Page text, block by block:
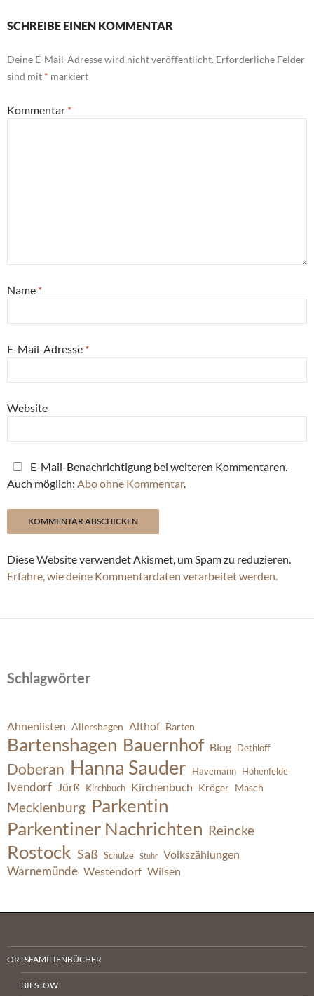
SCHREIBE EINEN KOMMENTAR
Deine E-Mail-Adresse wird nicht veröffentlicht. Erforderliche Felder
sind mit * markiert
Kommentar *
Name *
E-Mail-Adresse *
Website
E-Mail-Benachrichtigung bei weiteren Kommentaren.
Auch möglich: Abo ohne Kommentar.
Diese Website verwendet Akismet, um Spam zu reduzieren.
Erfahre, wie deine Kommentardaten verarbeitet werden.
Schlagwörter
Ahnenlisten Allershagen Althof Barten
Bartenshagen Bauernhof Blog Dethloff
Doberan Hanna Sauder Havemann Hohenfelde
Ivendorf Jürß Kirchbuch Kirchenbuch Kröger Masch
Mecklenburg Parkentin
Parkentiner Nachrichten Reincke
Rostock Saß Schulze Stuhr Volkszählungen
Warnemünde Westendorf Wilsen
ORTSFAMILIENBÜCHER
BIESTOW